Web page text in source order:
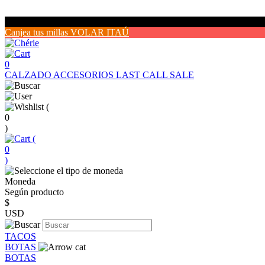
Canjea tus millas VOLAR ITAÚ
0
CALZADO ACCESORIOS LAST CALL SALE
(
0
)
(
0
)
Moneda
Según producto
$
USD
TACOS
BOTAS
BOTAS